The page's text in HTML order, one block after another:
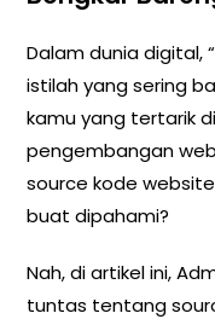
Dalam dunia digital,
istilah yang sering
kamu yang tertarik
pengembangan
source kode
buat dipahami?
Nah, di artikel ini,
tuntas tentang